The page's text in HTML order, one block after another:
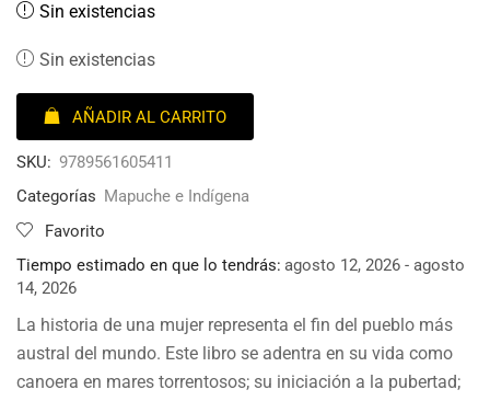
Sin existencias
Sin existencias
AÑADIR AL CARRITO
SKU: 9789561605411
Categorías Mapuche e Indígena
Favorito
Tiempo estimado en que lo tendrás: agosto 12, 2026 - agosto
14, 2026
La historia de una mujer representa el fin del pueblo más
austral del mundo. Este libro se adentra en su vida como
canoera en mares torrentosos; su iniciación a la pubertad;